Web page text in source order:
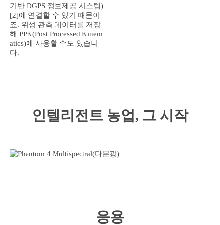
기반 DGPS 정보제공 시스템)
[2]에 연결할 수 있기 때문이
죠. 위성 관측 데이터를 저장
해 PPK(Post Processed Kinem
atics)에 사용할 수도 있습니
다.
인텔리전트 농업, 그 시작
응용